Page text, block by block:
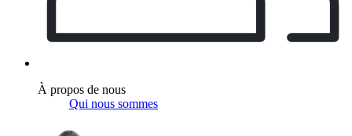
À propos de nous
Qui nous sommes